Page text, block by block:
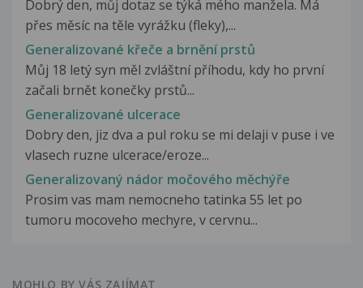
Dobrý den, můj dotaz se týká mého manžela. Má
přes měsíc na těle vyrážku (fleky),...
Generalizované křeče a brnění prstů
Můj 18 letý syn měl zvláštní příhodu, kdy ho první
začali brnět konečky prstů...
Generalizované ulcerace
Dobry den, jiz dva a pul roku se mi delaji v puse i ve
vlasech ruzne ulcerace/eroze...
Generalizovaný nádor močového měchýře
Prosim vas mam nemocneho tatinka 55 let po
tumoru mocoveho mechyre, v cervnu...
MOHLO BY VÁS ZAJÍMAT